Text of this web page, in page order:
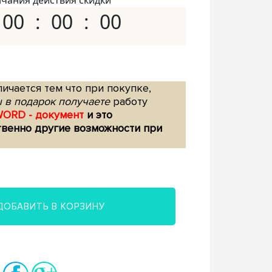
00 00 00
тем что при покупке,
подарок получаетеработу
- документ и это
другие возможности при
В КОРЗИНУ